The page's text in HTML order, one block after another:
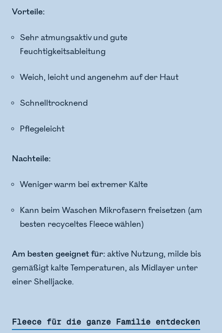
Vorteile:
Sehr atmungsaktiv und gute
Feuchtigkeitsableitung
Weich, leicht und angenehm auf der Haut
Schnelltrocknend
Pflegeleicht
Nachteile:
Weniger warm bei extremer Kälte
Kann beim Waschen Mikrofasern freisetzen (am
besten recyceltes Fleece wählen)
Am besten geeignet für: aktive Nutzung, milde bis
gemäßigt kalte Temperaturen, als Midlayer unter
einer Shelljacke.
Fleece für die ganze Familie entdecken